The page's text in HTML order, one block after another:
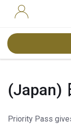
(Japan)
Priority Pass